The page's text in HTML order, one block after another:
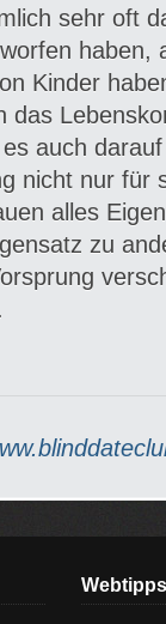
sehr oft
haben,
Kinder
das
auch
nicht nur für
alles
zu
Webtipps